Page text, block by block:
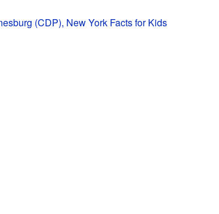
(CDP), New York Facts for Kids